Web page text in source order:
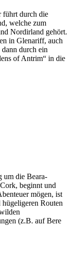
führt durch die
welche zum
Nordirland gehört.
in Glenariff, auch
durch ein
of Antrim“ in die
um die Beara-
beginnt und
mögen, ist
hügeligeren Routen
(z.B. auf Bere